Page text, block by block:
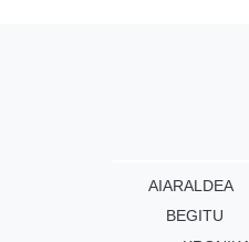
AIARALDEA
BEGITU